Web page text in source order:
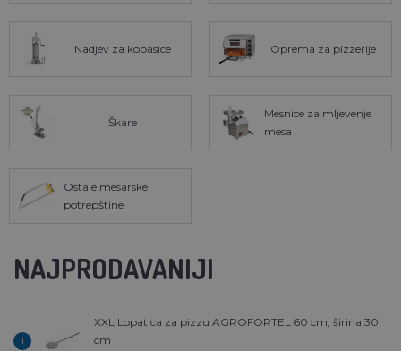
Nadjev za kobasice Oprema za pizzerije
Škare
Mesnice za mljevenje
mesa
Ostale mesarske
potrepštine
NAJPRODAVANIJI
1
XXL Lopatica za pizzu AGROFORTEL 60 cm, širina 30
cm